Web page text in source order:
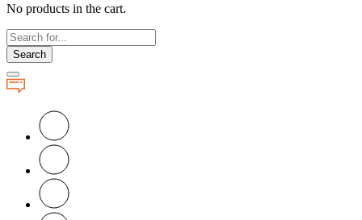
No products in the cart.
Search